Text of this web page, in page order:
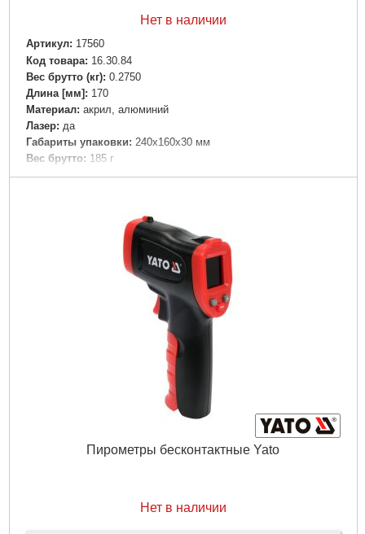
Нет в наличии
Артикул: 17560
Код товара: 16.30.84
Вес брутто (кг): 0.2750
Длина [мм]: 170
Материал: акрил, алюминий
Лазер: да
Габариты упаковки: 240x160x30 мм
Вес брутто: 185 г
Пирометры бесконтактные Yato
Нет в наличии